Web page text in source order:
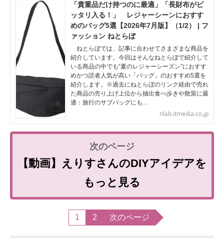
「貴重品だけ持つのに最適」「長財布がピ
ッタリ入る！」 レジャーシーンにおすす
めのバッグ5選【2026年7月版】（1/2） | フ
ァッション ねとらぼ
ねとらぼでは、記事に合わせてさまざまな商品を
紹介しています。今回はそんなねとらぼで紹介して
いる商品の中でも“夏のレジャーシーズン”におすす
めかつ読者人気が高い「バッグ」のおすすめ5選を
紹介します。※過去にねとらぼのリンク経由で売れ
た商品の売り上げ上位から抽出食べ歩きや散策に最
適：旅行のサブバッグにも…
nlab.itmedia.co.jp
【動画】えりすさんのDIYアイデアを
もっと見る
1 2 次のページ